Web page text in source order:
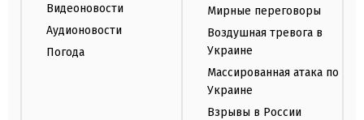
Видеоновости
Аудионовости
Погода
Мирные переговоры
Воздушная тревога в
Украине
Массированная атака по
Украине
Взрывы в России